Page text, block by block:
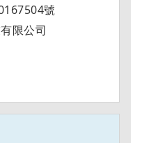
號
限公司